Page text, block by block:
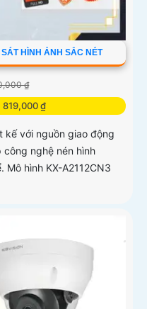
HÌNH ẢNH SẮC NÉT
₫
819,000 ₫
kế với nguồn giao động
công nghệ nén hình
hình KX-A2112CN3